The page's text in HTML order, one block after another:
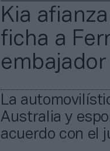
Kia
ficha a
embajador
La
Australia y
acuerdo con el